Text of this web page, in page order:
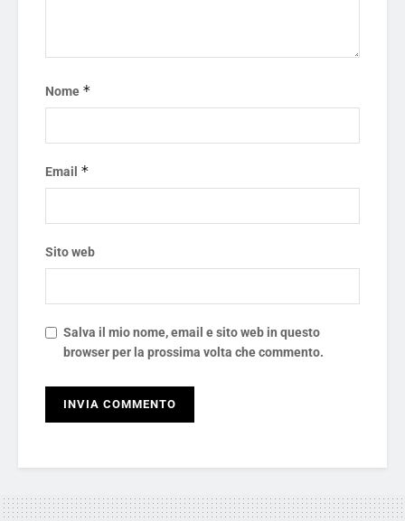
Nome *
Email *
Sito web
Salva il mio nome, email e sito web in questo
browser per la prossima volta che commento.